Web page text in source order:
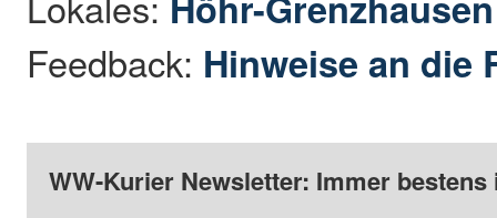
Feedback: Hinweise an die
WW-Kurier Newsletter: Immer